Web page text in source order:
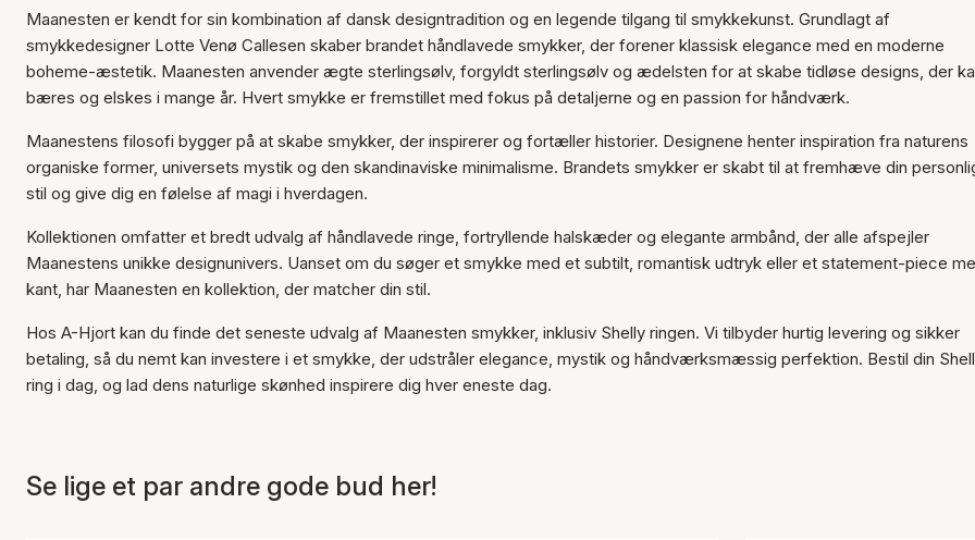
Maanesten er kendt for sin kombination af dansk designtradition og en legende tilgang til smykkekunst. Grundlagt af
smykkedesigner Lotte Venø Callesen skaber brandet håndlavede smykker, der forener klassisk elegance med en moderne
boheme-æstetik. Maanesten anvender ægte sterlingsølv, forgyldt sterlingsølv og ædelsten for at skabe tidløse designs, der
bæres og elskes i mange år. Hvert smykke er fremstillet med fokus på detaljerne og en passion for håndværk.
Maanestens filosofi bygger på at skabe smykker, der inspirerer og fortæller historier. Designene henter inspiration fra naturens
organiske former, universets mystik og den skandinaviske minimalisme. Brandets smykker er skabt til at fremhæve din
stil og give dig en følelse af magi i hverdagen.
Kollektionen omfatter et bredt udvalg af håndlavede ringe, fortryllende halskæder og elegante armbånd, der alle afspejler
Maanestens unikke designunivers. Uanset om du søger et smykke med et subtilt, romantisk udtryk eller et statement-piece
kant, har Maanesten en kollektion, der matcher din stil.
Hos A-Hjort kan du finde det seneste udvalg af Maanesten smykker, inklusiv Shelly ringen. Vi tilbyder hurtig levering og sikker
betaling, så du nemt kan investere i et smykke, der udstråler elegance, mystik og håndværksmæssig perfektion. Bestil din
ring i dag, og lad dens naturlige skønhed inspirere dig hver eneste dag.
Se lige et par andre gode bud her!